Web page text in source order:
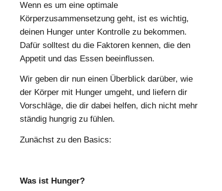
Wenn es um eine optimale
Körperzusammensetzung geht, ist es wichtig,
deinen Hunger unter Kontrolle zu bekommen.
Dafür solltest du die Faktoren kennen, die den
Appetit und das Essen beeinflussen.
Wir geben dir nun einen Überblick darüber, wie
der Körper mit Hunger umgeht, und liefern dir
Vorschläge, die dir dabei helfen, dich nicht mehr
ständig hungrig zu fühlen.
Zunächst zu den Basics:
Was ist Hunger?